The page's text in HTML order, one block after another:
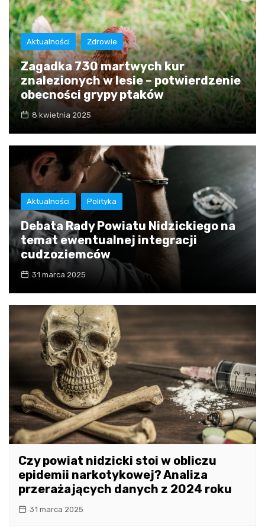
Aktualności Zdrowie
Zagadka 730 martwych kur
znalezionych w lesie – potwierdzenie
obecności grypy ptaków
8 kwietnia 2025
Aktualności Polityka
Debata Rady Powiatu Nidzickiego na
temat ewentualnej integracji
cudzoziemców
31 marca 2025
Czy powiat nidzicki stoi w obliczu
epidemii narkotykowej? Analiza
przerażających danych z 2024 roku
31 marca 2025